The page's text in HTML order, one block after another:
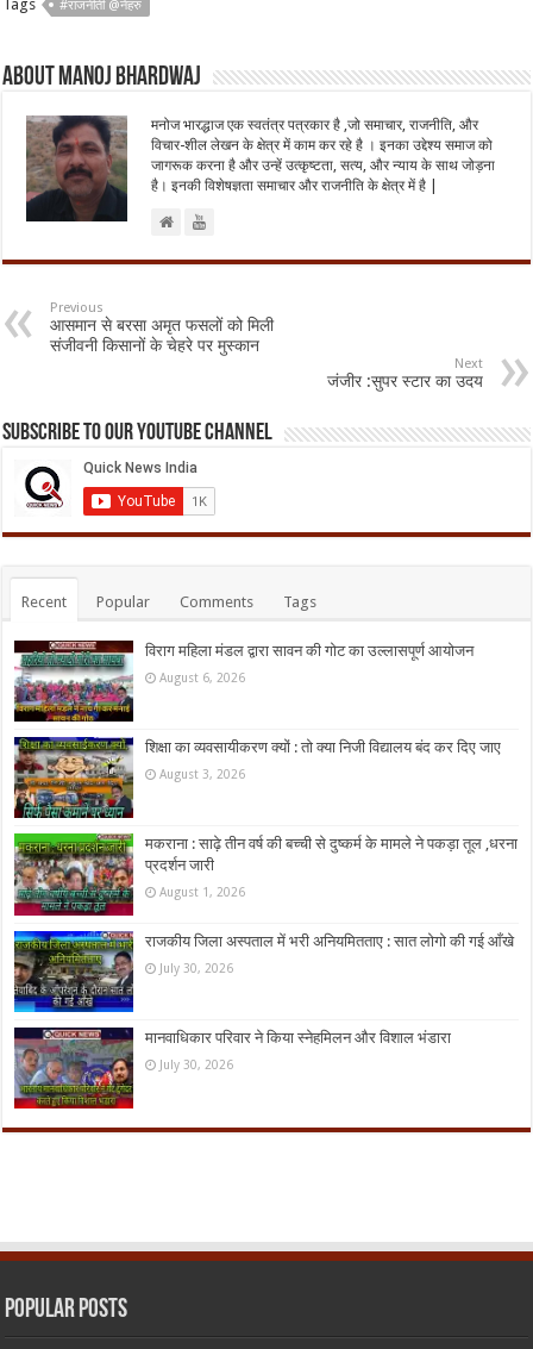
Tags #राजनीती @नेहरु
About Manoj Bhardwaj
मनोज भारद्धाज एक स्वतंत्र पत्रकार है ,जो समाचार, राजनीति, और
विचार-शील लेखन के क्षेत्र में काम कर रहे है । इनका उद्देश्य समाज को
जागरूक करना है और उन्हें उत्कृष्टता, सत्य, और न्याय के साथ जोड़ना
है। इनकी विशेषज्ञता समाचार और राजनीति के क्षेत्र में है |
Previous
आसमान से बरसा अमृत फसलों को मिली
संजीवनी किसानों के चेहरे पर मुस्कान
Next
जंजीर :सुपर स्टार का उदय
Subscribe to our Youtube Channel
Recent Popular Comments Tags
विराग महिला मंडल द्वारा सावन की गोट का उल्लासपूर्ण आयोजन
August 6, 2026
शिक्षा का व्यवसायीकरण क्यों : तो क्या निजी विद्यालय बंद कर दिए जाए
August 3, 2026
मकराना : साढ़े तीन वर्ष की बच्ची से दुष्कर्म के मामले ने पकड़ा तूल ,धरना
प्रदर्शन जारी
August 1, 2026
राजकीय जिला अस्पताल में भरी अनियमितताए : सात लोगो की गई आँखे
July 30, 2026
मानवाधिकार परिवार ने किया स्नेहमिलन और विशाल भंडारा
July 30, 2026
Popular Posts